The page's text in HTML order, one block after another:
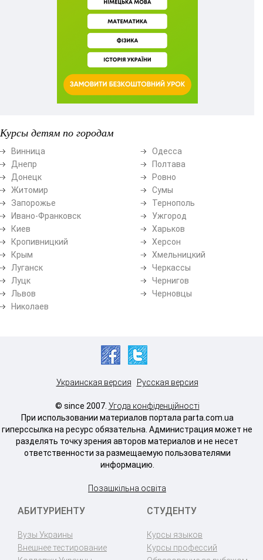
Курсы детям по городам
Винница
Днепр
Донецк
Житомир
Запорожье
Ивано-Франковск
Киев
Кропивницкий
Крым
Луганск
Луцк
Львов
Николаев
Одесса
Полтава
Ровно
Сумы
Тернополь
Ужгород
Харьков
Херсон
Хмельницкий
Черкассы
Чернигов
Черновцы
Украинская версия Русская версия
© since 2007. Угода конфіденційності
При использовании материалов портала parta.com.ua
гиперссылка на ресурс обязательна. Администрация может не
разделять точку зрения авторов материалов и не несет
ответственности за размещаемую пользователями
информацию.
Позашкільна освіта
АБИТУРИЕНТУ
Вузы Украины
Внешнее тестирование
СТУДЕНТУ
Курсы языков
Курсы профессий